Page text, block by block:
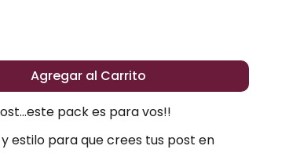
Agregar al Carrito
pack es para vos!!
estilo para que crees tus post en